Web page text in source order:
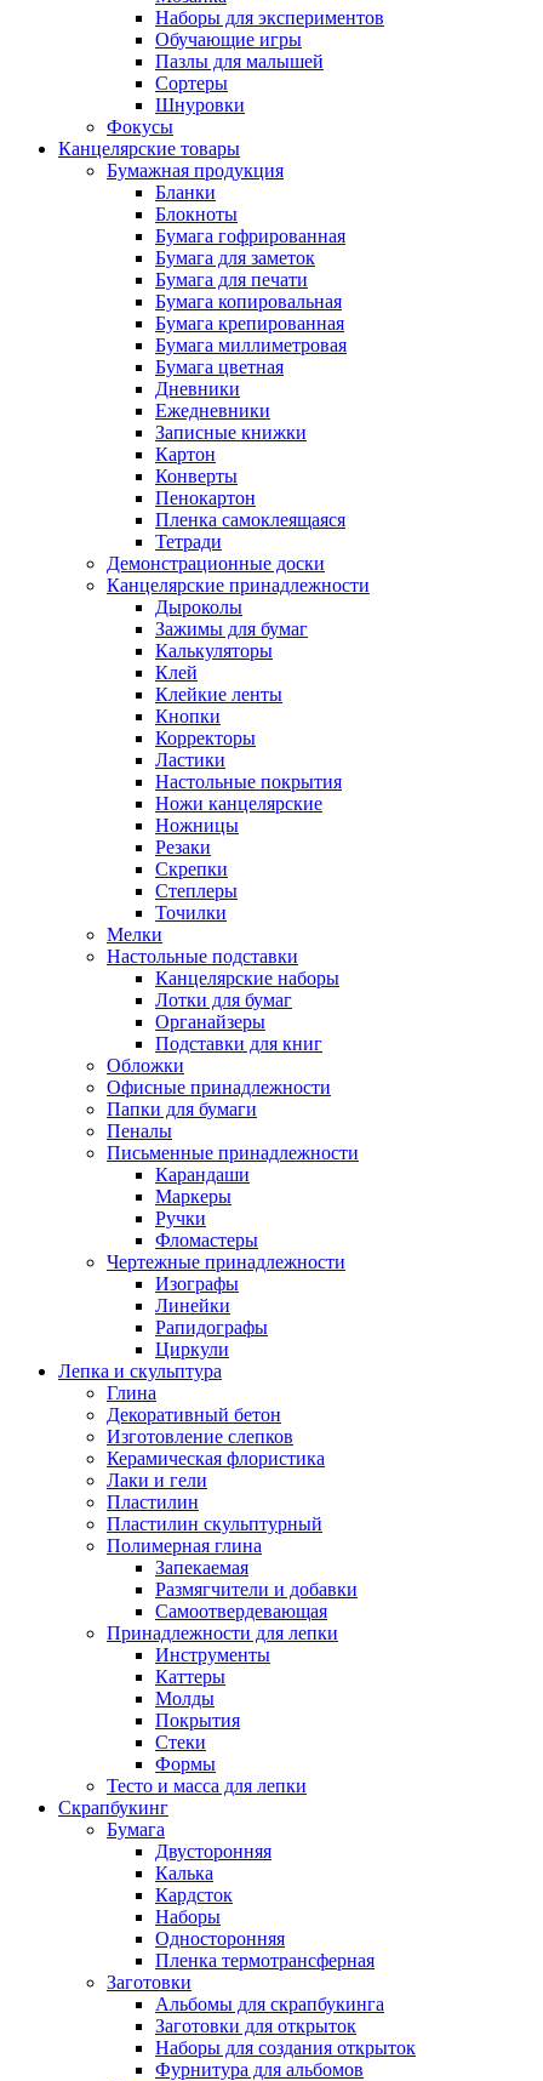
Наборы для экспериментов
Обучающие игры
Пазлы для малышей
Сортеры
Шнуровки
Фокусы
Канцелярские товары
Бумажная продукция
Бланки
Блокноты
Бумага гофрированная
Бумага для заметок
Бумага для печати
Бумага копировальная
Бумага крепированная
Бумага миллиметровая
Бумага цветная
Дневники
Ежедневники
Записные книжки
Картон
Конверты
Пенокартон
Пленка самоклеящаяся
Тетради
Демонстрационные доски
Канцелярские принадлежности
Дыроколы
Зажимы для бумаг
Калькуляторы
Клей
Клейкие ленты
Кнопки
Корректоры
Ластики
Настольные покрытия
Ножи канцелярские
Ножницы
Резаки
Скрепки
Степлеры
Точилки
Мелки
Настольные подставки
Канцелярские наборы
Лотки для бумаг
Органайзеры
Подставки для книг
Обложки
Офисные принадлежности
Папки для бумаги
Пеналы
Письменные принадлежности
Карандаши
Маркеры
Ручки
Фломастеры
Чертежные принадлежности
Изографы
Линейки
Рапидографы
Циркули
Лепка и скульптура
Глина
Декоративный бетон
Изготовление слепков
Керамическая флористика
Лаки и гели
Пластилин
Пластилин скульптурный
Полимерная глина
Запекаемая
Размягчители и добавки
Самоотвердевающая
Принадлежности для лепки
Инструменты
Каттеры
Молды
Покрытия
Стеки
Формы
Тесто и масса для лепки
Скрапбукинг
Бумага
Двусторонняя
Калька
Кардсток
Наборы
Односторонняя
Пленка термотрансферная
Заготовки
Альбомы для скрапбукинга
Заготовки для открыток
Наборы для создания открыток
Фурнитура для альбомов